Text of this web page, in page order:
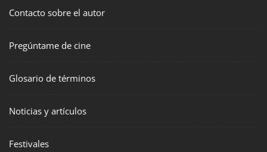
Contacto sobre el autor
Pregúntame de cine
Glosario de términos
Noticias y artículos
Festivales